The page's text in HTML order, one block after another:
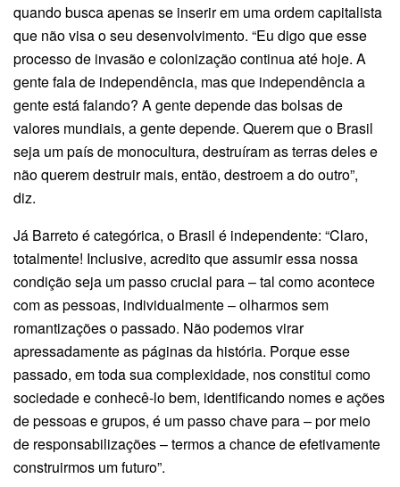
quando busca apenas se inserir em uma ordem capitalista
que não visa o seu desenvolvimento. “Eu digo que esse
processo de invasão e colonização continua até hoje. A
gente fala de independência, mas que independência a
gente está falando? A gente depende das bolsas de
valores mundiais, a gente depende. Querem que o Brasil
seja um país de monocultura, destruíram as terras deles e
não querem destruir mais, então, destroem a do outro”,
diz.
Já Barreto é categórica, o Brasil é independente: “Claro,
totalmente! Inclusive, acredito que assumir essa nossa
condição seja um passo crucial para – tal como acontece
com as pessoas, individualmente – olharmos sem
romantizações o passado. Não podemos virar
apressadamente as páginas da história. Porque esse
passado, em toda sua complexidade, nos constitui como
sociedade e conhecê-lo bem, identificando nomes e ações
de pessoas e grupos, é um passo chave para – por meio
de responsabilizações – termos a chance de efetivamente
construirmos um futuro”.